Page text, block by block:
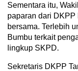
Sementara itu,
paparan dari
bersama. Terlebih
Bumbu terkait
lingkup SKPD.
Sekretaris DKPP